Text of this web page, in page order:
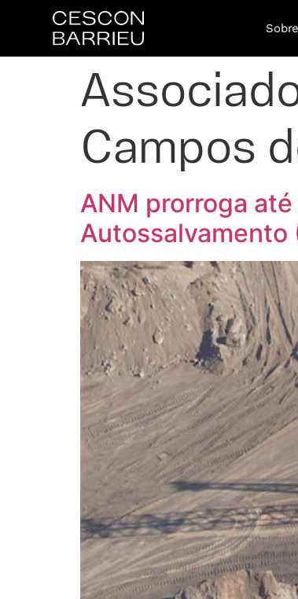
Campos
ANM prorroga
Autossalvamento